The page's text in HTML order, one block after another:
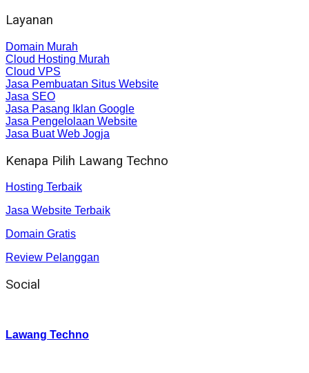
Layanan
Domain Murah
Cloud Hosting Murah
Cloud VPS
Jasa Pembuatan Situs Website
Jasa SEO
Jasa Pasang Iklan Google
Jasa Pengelolaan Website
Jasa Buat Web Jogja
Kenapa Pilih Lawang Techno
Hosting Terbaik
Jasa Website Terbaik
Domain Gratis
Review Pelanggan
Social
Lawang Techno